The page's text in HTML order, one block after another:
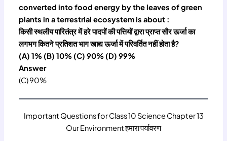
converted into food energy by the leaves of green
plants in a terrestrial ecosystem is about :
किसी स्थलीय पारितंत्र में हरे पादपों की पत्तियों द्वारा प्राप्त सौर ऊर्जा का
लगभग कितने प्रतिशत भाग खाद्य ऊर्जा में परिवर्तित नहीं होता है?
(A) 1% (B) 10% (C) 90% (D) 99%
Answer
(C) 90%
Important Questions for Class 10 Science Chapter 13
Our Environment हमारा पर्यावरण